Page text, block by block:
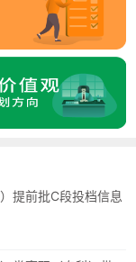
提前批C段投档信息